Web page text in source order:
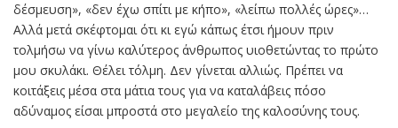
δέσμευση», «δεν έχω σπίτι με κήπο», «λείπω πολλές ώρες»…
Αλλά μετά σκέφτομαι ότι κι εγώ κάπως έτσι ήμουν πριν
τολμήσω να γίνω καλύτερος άνθρωπος υιοθετώντας το πρώτο
μου σκυλάκι. Θέλει τόλμη. Δεν γίνεται αλλιώς. Πρέπει να
κοιτάξεις μέσα στα μάτια τους για να καταλάβεις πόσο
αδύναμος είσαι μπροστά στο μεγαλείο της καλοσύνης τους.